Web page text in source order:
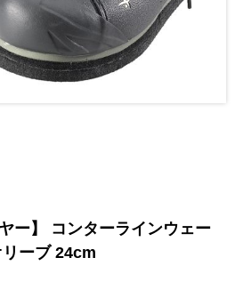
ー】 コンターラインウェー
ーブ 24cm